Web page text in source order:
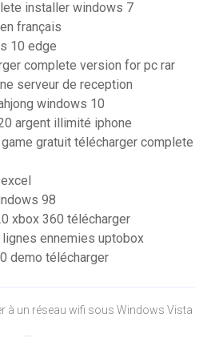
installer windows 7
français
10 edge
complete version for pc rar
serveur de reception
windows 10
argent illimité iphone
gratuit télécharger complete
98
xbox 360 télécharger
ennemies uptobox
demo télécharger
à un réseau wifi sous Windows Vista